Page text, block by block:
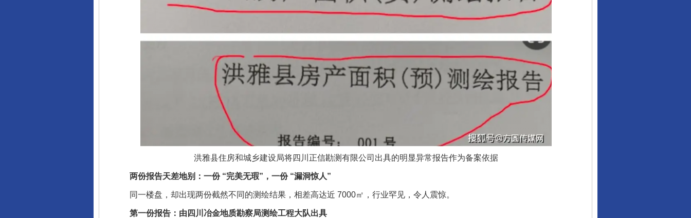
洪雅县住房和城乡建设局将四川正信勘测有限公司出具的明显异常报告作为备案依据
两份报告天差地别：一份 “完美无瑕”，一份 “漏洞惊人”
同一楼盘，却出现两份截然不同的测绘结果，相差高达近 7000㎡，行业罕见，令人震惊。
第一份报告：由四川冶金地质勘察局测绘工程大队出具